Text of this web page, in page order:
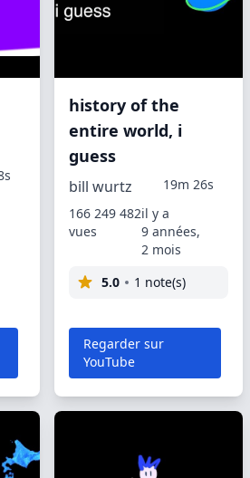
history of the
entire world, i
guess
bill wurtz
19m 26s
166 249 482
vues
il y a
9 années,
2 mois
5.0
1 note(s)
Regarder sur
YouTube